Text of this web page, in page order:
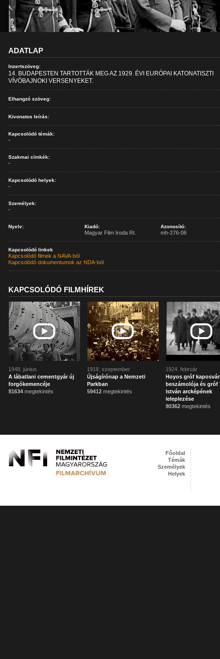
ADATLAP
Inzertszöveg:
14. BUDAPESTEN TARTOTTÁK MEG AZ 1929. ÉVI EURÓPAI KATONATISZTI
VÍVÓBAJNOKI VERSENYEKET.
Elhangzó szöveg:
Kivonatos leírás:
Kapcsolódó témák:
-
Szakmai címkék:
-
Kapcsolódó helyek:
-
Személyek:
-
Nyelv: Kiadó:
Magyar Film Iroda Rt.
Azonosító:
mh-276-06
Kapcsolódó linkek
Kapcsolódó filmek a NAVA-ból
Kapcsolódó dokumentumok az NDA-ból
KAPCSOLÓDÓ FILMHÍREK
1948. június
A lábatlani cementgyár új
forgókemencéje
81634 megtekintés
1918. szeptember
Újságírónap a Nemzeti
Parkban
59412 megtekintés
1924. február
Hoyos gróf
beszámolója és gróf
István arcképének
leleplezése
80362 megtekintés
Főoldal
Témák
Személyek
Helyek